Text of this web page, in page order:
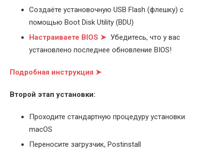
Создаёте установочную USB Flash (флешку) с
помощью Boot Disk Utility (BDU)
Настраиваете BIOS ➤ Убедитесь, что у вас
установлено последнее обновление BIOS!
Подробная инструкция ➤
Второй этап установки:
Проходите стандартную процедуру установки
macOS
Переносите загрузчик, Postinstall